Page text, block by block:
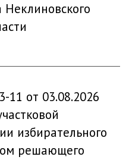
от 03.08.2026
избирательного
решающего